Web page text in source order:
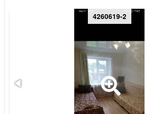
4260619-2